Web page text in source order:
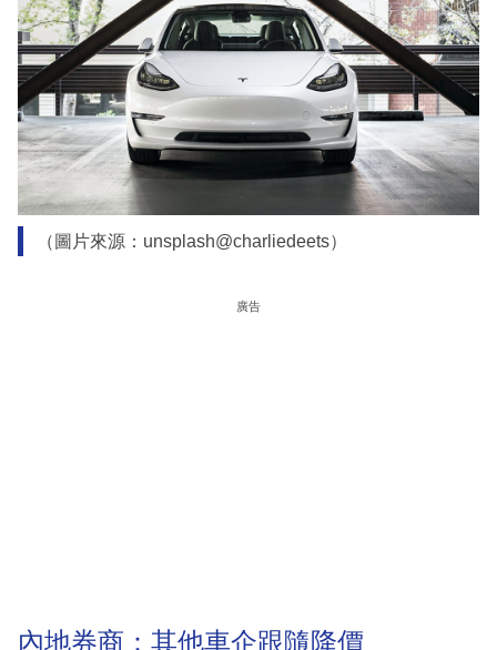
（圖片來源：unsplash@charliedeets）
廣告
內地券商：其他車企跟隨降價